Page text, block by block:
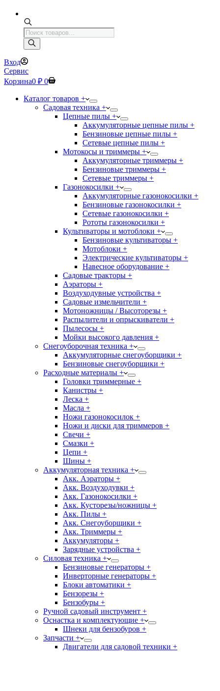
Поиск
товаров
Вход
Сервис
Корзина0 ₽ 0
Каталог товаров +
Садовая техника +
Цепные пилы +
Аккумуляторные цепные пилы +
Бензиновые цепные пилы +
Сетевые цепные пилы +
Мотокосы и триммеры +
Аккумуляторные триммеры +
Бензиновые триммеры +
Сетевые триммеры +
Газонокосилки +
Аккумуляторные газонокосилки +
Бензиновые газонокосилки +
Сетевые газонокосилки +
Рототы газонокосилки +
Культиваторы и мотоблоки +
Бензиновые культиваторы +
Мотоблоки +
Электрические культиваторы +
Навесное оборудование +
Садовые тракторы +
Аэраторы +
Воздуходувные устройства +
Садовые измельчители +
Мотоножницы / Высоторезы +
Распылители и опрыскиватели +
Пылесосы +
Мойки высокого давления +
Снегоуборочная техника +
Аккумуляторные снегоуборщики +
Бензиновые снегоуборщики +
Расходные материалы +
Головки триммерные +
Канистры +
Леска +
Масла +
Ножи газонокосилок +
Ножи и диски для триммеров +
Свечи +
Смазки +
Цепи +
Шины +
Аккумуляторная техника +
Акк. Аэраторы +
Акк. Воздуходувки +
Акк. Газонокосилки +
Акк. Кусторезы/ножницы +
Акк. Пилы +
Акк. Снегоуборщики +
Акк. Триммеры +
Аккумуляторы +
Зарядные устройства +
Силовая техника +
Бензиновые генераторы +
Инверторные генераторы +
Блоки автоматики +
Бензорезы +
Бензобуры +
Ручной садовый инструмент +
Оснастка и комплектующие +
Шнеки для бензобуров +
Запчасти +
Двигатели для садовой техники +